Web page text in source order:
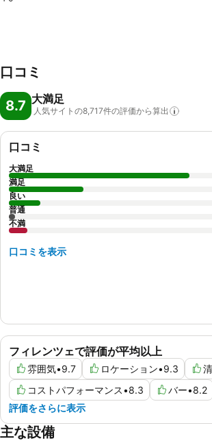
口コミ
8.7 大満足
人気サイトの8,717件の評価から算出
フィレンツェで評価が平均以上
雰囲気•9.7 ロケーション•9.3
コストパフォーマンス•8.3 バー•8.2
評価をさらに表示
口コミ
大満足
満足
良い
普通
不満
口コミを表示
主な設備